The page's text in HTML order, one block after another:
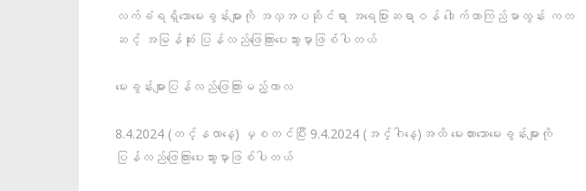
လက်ခံရရှိသောမေးခွန်းများကို အလှအပဆိုင်ရာ အရေပြားဆရာဝန် ဒေါက်တာကြည်မာထွန်း ကတ
ဆင့် အမြန်ဆုံး ပြန်လည်‌ဖြေကြားပေးသွားမှာဖြစ်ပါတယ်
မေးခွန်းများပြန်လည်ဖြေကြားမည့်ကာလ
8.4.2024 (တင်္နလာနေ့) မှစတင်ပြီး 9.4.2024 (အင်္ဂါနေ့)အထိ မေးထားသောမေးခွန်းများကို
ပြန်လည်ဖြေကြားပေးသွားမှာဖြစ်ပါတယ်